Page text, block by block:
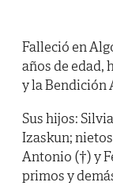
Falleció en
años de edad,
y la Bendición
Sus hijos:
Izaskun;
Antonio (†) y
primos y